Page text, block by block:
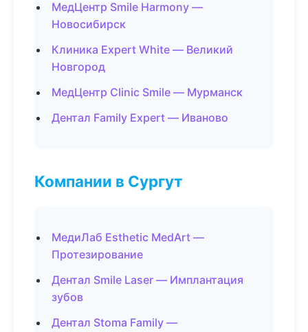
МедЦентр Smile Harmony —
Новосибирск
Клиника Expert White — Великий
Новгород
МедЦентр Clinic Smile — Мурманск
Дентал Family Expert — Иваново
Компании в Сургут
МедиЛаб Esthetic MedArt —
Протезирование
Дентал Smile Laser — Имплантация
зубов
Дентал Stoma Family —